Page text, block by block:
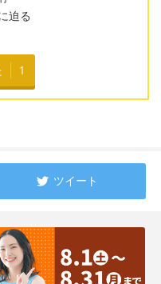
迫る
1
ツイート